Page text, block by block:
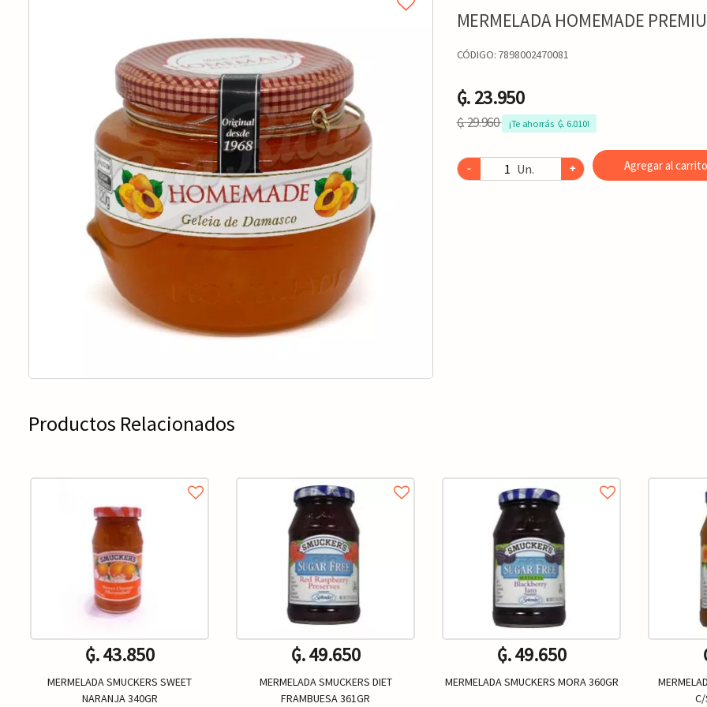
MERMELADA HOMEMADE
CÓDIGO: 7898002470081
₲. 23.950
₲. 29.960 ¡Te ahorrás  ₲. 6.010!
- Un. + Agregar al carrito
Productos Relacionados
₲. 43.850
MERMELADA SMUCKERS SWEET
NARANJA 340GR
₲. 49.650
MERMELADA SMUCKERS DIET
FRAMBUESA 361GR
₲. 49.650
MERMELADA SMUCKERS MORA 360GR
C/